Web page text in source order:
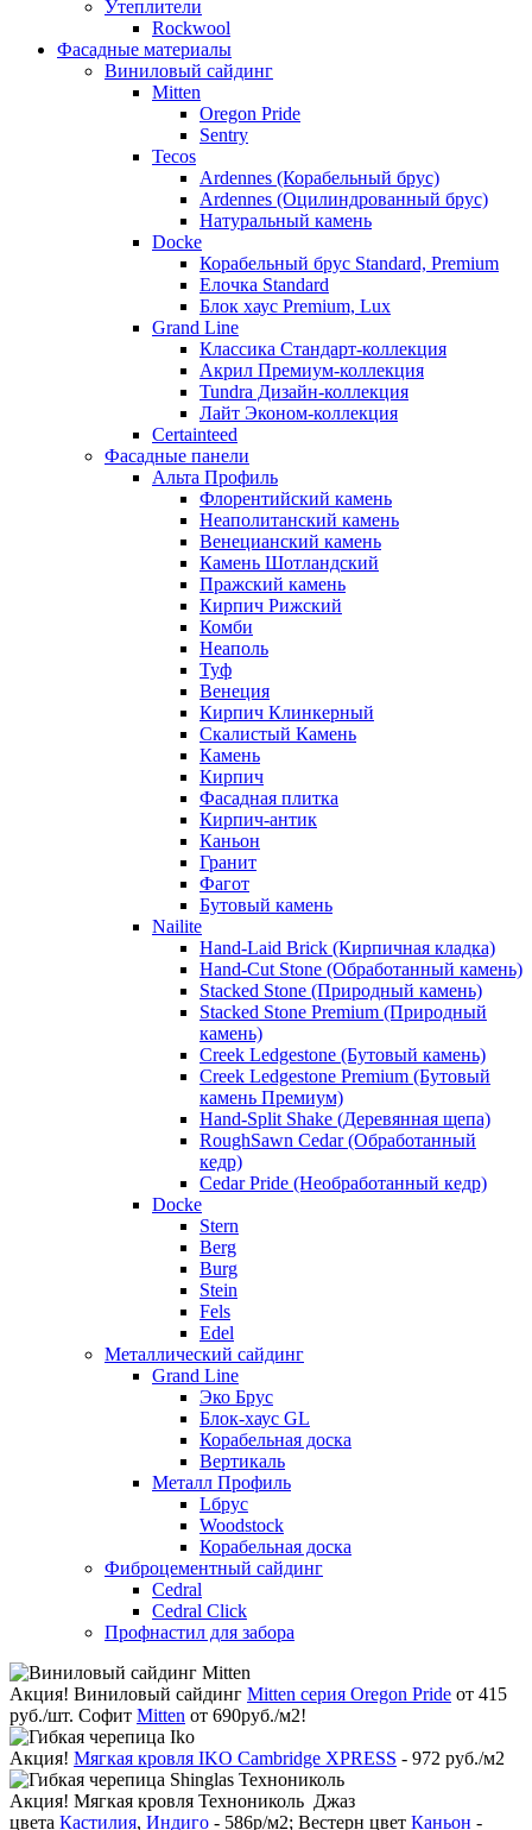
Утеплители
Rockwool
Фасадные материалы
Виниловый сайдинг
Mitten
Oregon Pride
Sentry
Tecos
Ardennes (Корабельный брус)
Ardennes (Оцилиндрованный брус)
Натуральный камень
Docke
Корабельный брус Standard, Premium
Елочка Standard
Блок хаус Premium, Lux
Grand Line
Классика Стандарт-коллекция
Акрил Премиум-коллекция
Tundra Дизайн-коллекция
Лайт Эконом-коллекция
Certainteed
Фасадные панели
Альта Профиль
Флорентийский камень
Неаполитанский камень
Венецианский камень
Камень Шотландский
Пражский камень
Кирпич Рижский
Комби
Неаполь
Туф
Венеция
Кирпич Клинкерный
Скалистый Камень
Камень
Кирпич
Фасадная плитка
Кирпич-антик
Каньон
Гранит
Фагот
Бутовый камень
Nailite
Hand-Laid Brick (Кирпичная кладка)
Hand-Cut Stone (Обработанный камень)
Stacked Stone (Природный камень)
Stacked Stone Premium (Природный
камень)
Creek Ledgestone (Бутовый камень)
Creek Ledgestone Premium (Бутовый
камень Премиум)
Hand-Split Shake (Деревянная щепа)
RoughSawn Cedar (Обработанный
кедр)
Cedar Pride (Необработанный кедр)
Docke
Stern
Berg
Burg
Stein
Fels
Edel
Металлический сайдинг
Grand Line
Эко Брус
Блок-хаус GL
Корабельная доска
Вертикаль
Металл Профиль
Lбрус
Woodstock
Корабельная доска
Фиброцементный сайдинг
Cedral
Cedral Click
Профнастил для забора
Акция! Виниловый сайдинг Mitten серия Oregon Pride от 415
руб./шт. Софит Mitten от 690руб./м2!
Акция! Мягкая кровля IKO Cambridge XPRESS - 972 руб./м2
Акция! Мягкая кровля Технониколь Джаз
цвета Кастилия, Индиго - 586р/м2; Вестерн цвет Каньон -